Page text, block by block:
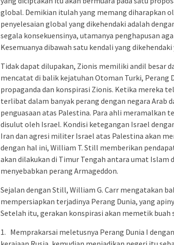
global. Demikian itulah yang memang diharapkan
penyelesaian global yang dikehendaki adalah
segala konsekuensinya, utamanya penghapusan
Kesemuanya dibawah satu kendali yang
Tidak dapat dilupakan, Zionis memiliki andil besar
mencatat di balik kejatuhan Otoman Turki, Perang
propaganda dan konspirasi Zionis. Ketika mereka
terlibat dalam banyak perang dengan negara Arab
penguasaan atas Palestina. Para ahli meramalkan
disulut oleh Israel. Kondisi ketegangan Israel
Iran dan agresi militer Israel atas Palestina akan
dengan hal ini, William T. Still memberikan
akan dilakukan di Timur Tengah antara umat Islam
menyebabkan perang Armageddon.
Sejalan dengan Still, William G. Carr mengatakan
mempersiapkan terjadinya Perang Dunia, yang
Setelah itu, gerakan konspirasi akan memetik buah
1. Memprakarsai meletusnya Perang Dunia I